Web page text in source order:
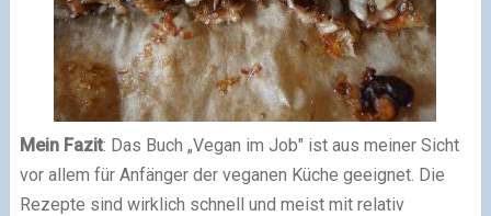
Mein Fazit: Das Buch „Vegan im Job" ist aus meiner Sicht
vor allem für Anfänger der veganen Küche geeignet. Die
Rezepte sind wirklich schnell und meist mit relativ